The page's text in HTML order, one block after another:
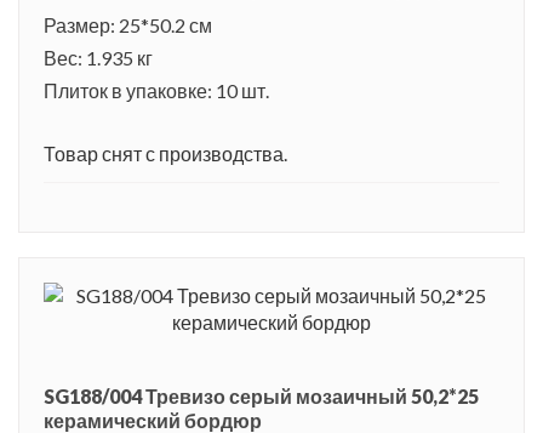
Размер: 25*50.2 см
Вес: 1.935 кг
Плиток в упаковке: 10 шт.
Товар снят с производства.
SG188/004 Тревизо серый мозаичный 50,2*25
керамический бордюр